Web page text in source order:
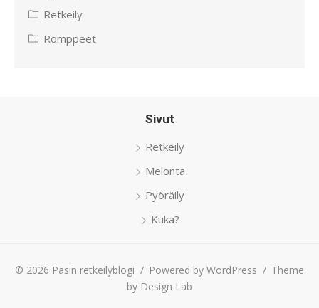
Retkeily
Romppeet
Sivut
Retkeily
Melonta
Pyöräily
Kuka?
© 2026 Pasin retkeilyblogi / Powered by WordPress / Theme
by Design Lab